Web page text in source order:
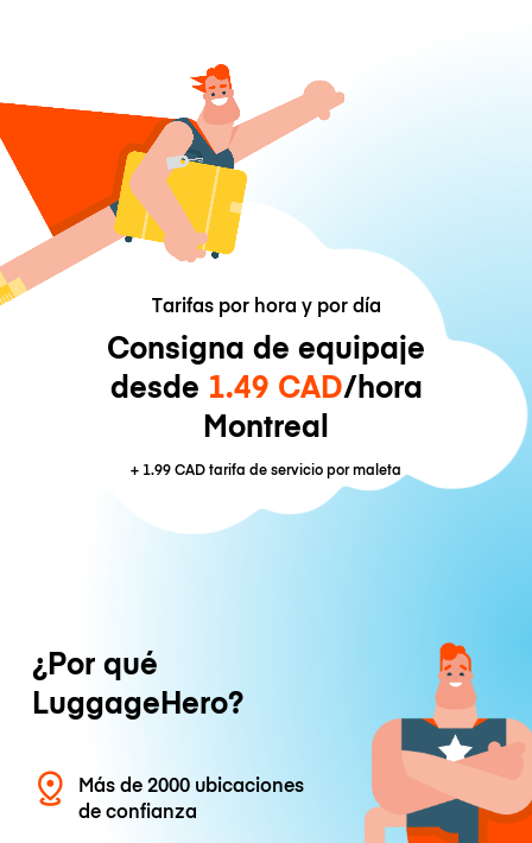
Tarifas por hora y por día
Consigna de equipaje
desde 1.49 CAD/hora
Montreal
+ 1.99 CADtarifa de servicio por maleta
¿Por qué
LuggageHero?
Más de 2000 ubicaciones
de confianza